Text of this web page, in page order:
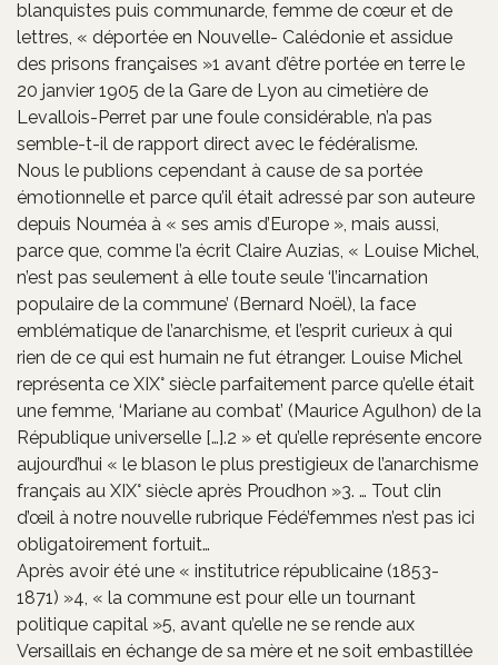
blanquistes puis communarde, femme de cœur et de
lettres, « déportée en Nouvelle- Calédonie et assidue
des prisons françaises »1 avant d’être portée en terre le
20 janvier 1905 de la Gare de Lyon au cimetière de
Levallois-Perret par une foule considérable, n’a pas
semble-t-il de rapport direct avec le fédéralisme.
Nous le publions cependant à cause de sa portée
émotionnelle et parce qu’il était adressé par son auteure
depuis Nouméa à « ses amis d’Europe », mais aussi,
parce que, comme l’a écrit Claire Auzias, « Louise Michel,
n’est pas seulement à elle toute seule ‘l’incarnation
populaire de la commune’ (Bernard Noël), la face
emblématique de l’anarchisme, et l’esprit curieux à qui
rien de ce qui est humain ne fut étranger. Louise Michel
représenta ce XIX° siècle parfaitement parce qu’elle était
une femme, ‘Mariane au combat’ (Maurice Agulhon) de la
République universelle […].2 » et qu’elle représente encore
aujourd’hui « le blason le plus prestigieux de l’anarchisme
français au XIX° siècle après Proudhon »3. … Tout clin
d’œil à notre nouvelle rubrique Fédé’femmes n’est pas ici
obligatoirement fortuit…
Après avoir été une « institutrice républicaine (1853-
1871) »4, « la commune est pour elle un tournant
politique capital »5, avant qu’elle ne se rende aux
Versaillais en échange de sa mère et ne soit embastillée